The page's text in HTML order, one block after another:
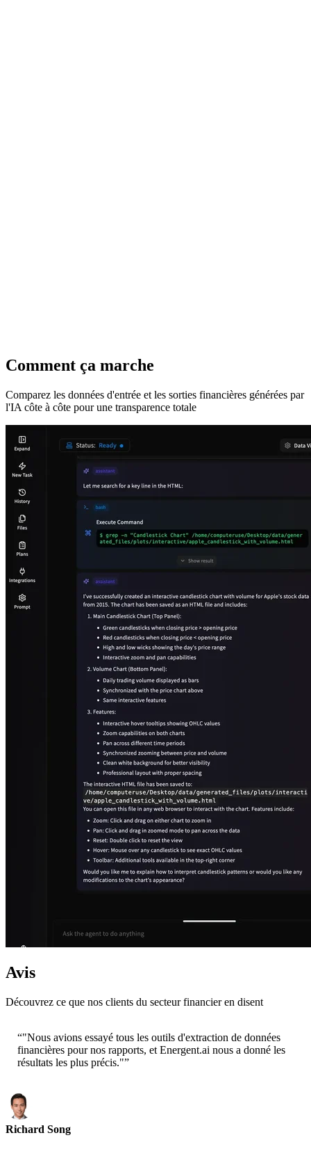
Comment ça marche
Comparez les données d'entrée et les sorties financières générées par
l'IA côte à côte pour une transparence totale
Avis
Découvrez ce que nos clients du secteur financier en disent
“"Nous avions essayé tous les outils d'extraction de données
financières pour nos rapports, et Energent.ai nous a donné les
résultats les plus précis."”
Richard Song